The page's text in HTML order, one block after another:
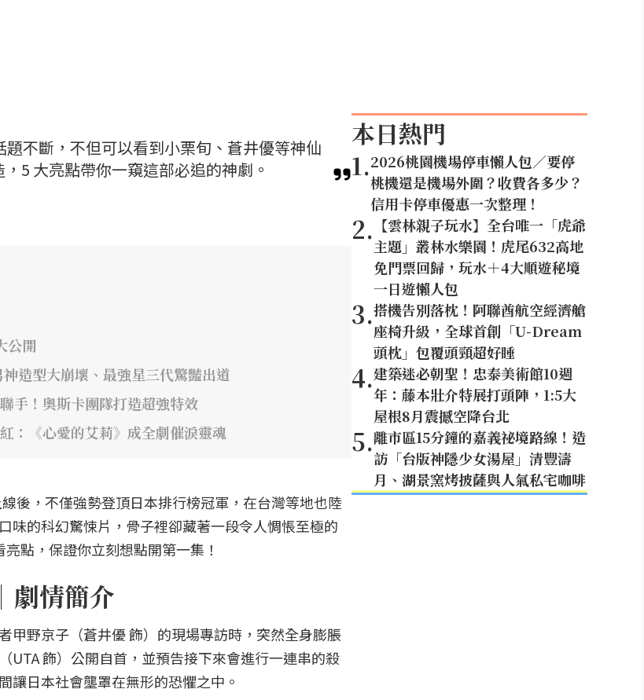
不斷，不但可以看到小栗旬、蒼井優等神仙
5 大亮點帶你一窺這部必追的神劇。
公開
造型大崩壞、最強星三代驚豔出道
手！奧斯卡團隊打造超強特效
：《心愛的艾莉》成全劇催淚靈魂
後，不僅強勢登頂日本排行榜冠軍，在台灣等地也陸
味的科幻驚悚片，骨子裡卻藏著一段令人惆悵至極的
點，保證你立刻想點開第一集！
劇情簡介
甲野京子（蒼井優 飾）的現場專訪時，突然全身膨脹
飾）公開自首，並預告接下來會進行一連串的殺
讓日本社會壟罩在無形的恐懼之中。
本日熱門
1.2026桃園機場停車懶人包／要停
桃機還是機場外圍？收費各多少？
信用卡停車優惠一次整理！
2. 【雲林親子玩水】全台唯一「虎爺
主題」叢林水樂園！虎尾632高地
免門票回歸，玩水＋4大順遊秘境
一日遊懶人包
3.搭機告別落枕！阿聯酋航空經濟艙
座椅升級，全球首創「U-Dream
頭枕」包覆頭頸超好睡
4.建築迷必朝聖！忠泰美術館10週
年：藤本壯介特展打頭陣，1:5大
屋根8月震撼空降台北
5.離市區15分鐘的嘉義祕境路線！造
訪「台版神隱少女湯屋」清豐濤
月、湖景窯烤披薩與人氣私宅咖啡